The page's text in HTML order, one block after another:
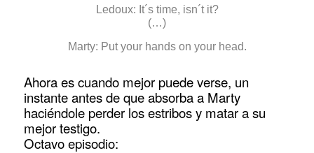
Ledoux: It´s time, isn´t it?
(…)
Marty: Put your hands on your head.
Ahora es cuando mejor puede verse, un
instante antes de que absorba a Marty
haciéndole perder los estribos y matar a su
mejor testigo.
Octavo episodio: